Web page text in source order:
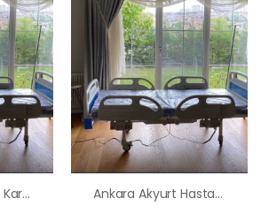
Ahmetadil Hasta Karyolası Satış Kiralama Fiyatı Ankara Akyurt Hasta Karyolası Satış Kiralama Fiyatı